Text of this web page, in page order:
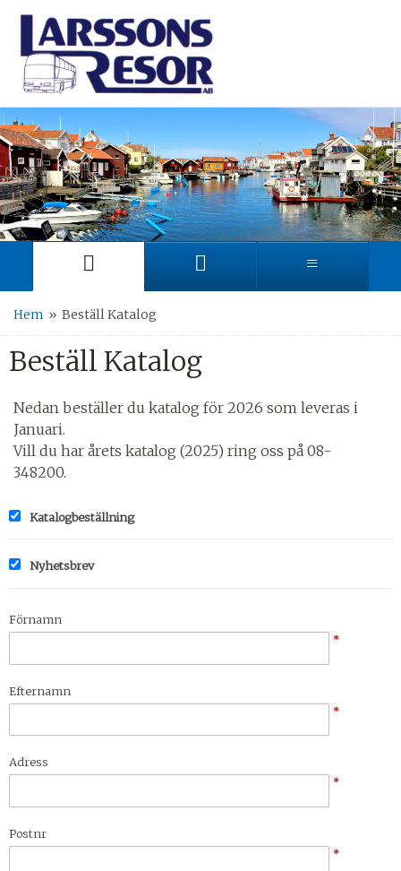
Hem » Beställ Katalog
Beställ Katalog
Nedan beställer du katalog för 2026 som leveras i
Januari.
Vill du har årets katalog (2025) ring oss på 08-
348200.
Katalogbeställning
Nyhetsbrev
Förnamn
*
Efternamn
*
Adress
*
Postnr
*